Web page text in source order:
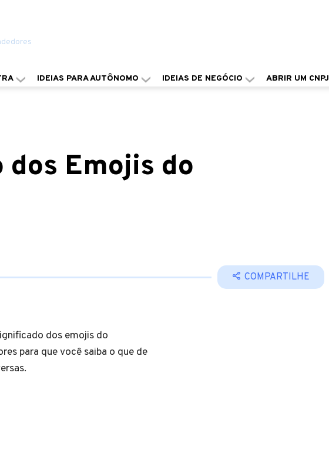
IDEIAS PARA AUTÔNOMO IDEIAS DE NEGÓCIO ABRIR UM CNPJ
Emojis do
COMPARTILHE
dos emojis do
para que você saiba o que de